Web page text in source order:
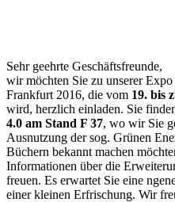
Sehr geehrte Geschäftsfreunde,
wir möchten Sie zu unserer
Frankfurt 2016, die vom 19. bis
wird, herzlich einladen. Sie
4.0 am Stand F 37, wo wir Sie
Ausnutzung der sog. Grünen
Büchern bekannt machen
Informationen über die
freuen. Es erwartet Sie eine
einer kleinen Erfrischung. Wir